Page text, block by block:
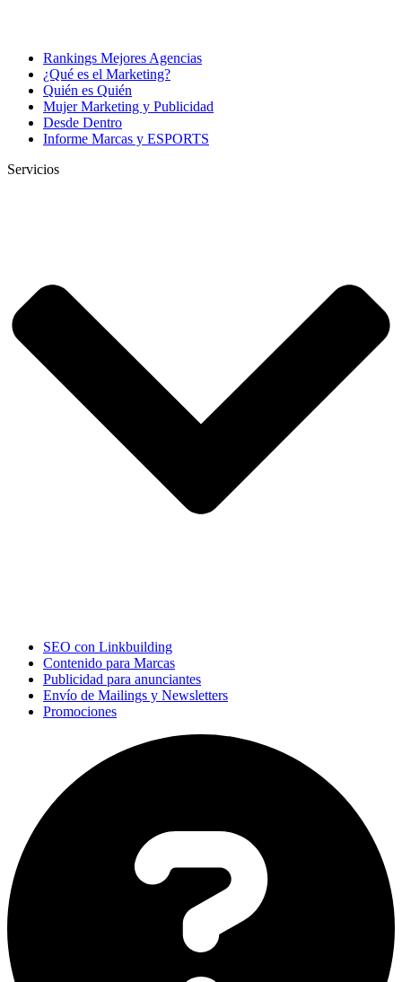
Rankings Mejores Agencias
¿Qué es el Marketing?
Quién es Quién
Mujer Marketing y Publicidad
Desde Dentro
Informe Marcas y ESPORTS
Servicios
SEO con Linkbuilding
Contenido para Marcas
Publicidad para anunciantes
Envío de Mailings y Newsletters
Promociones